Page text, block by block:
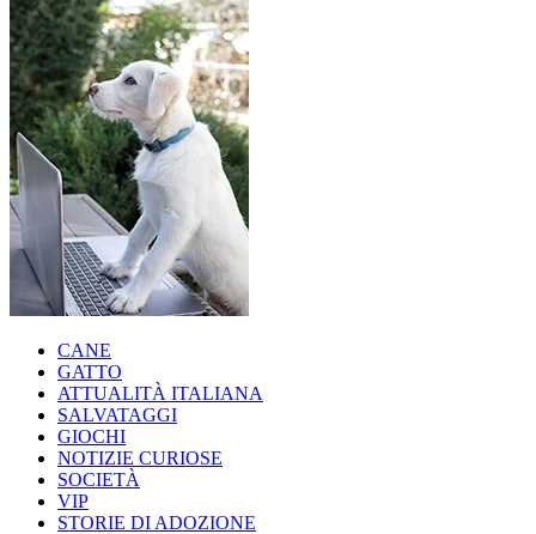
CANE
GATTO
ATTUALITÀ ITALIANA
SALVATAGGI
GIOCHI
NOTIZIE CURIOSE
SOCIETÀ
VIP
STORIE DI ADOZIONE